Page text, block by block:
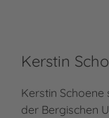
Kerstin
Kerstin
der Bergischen